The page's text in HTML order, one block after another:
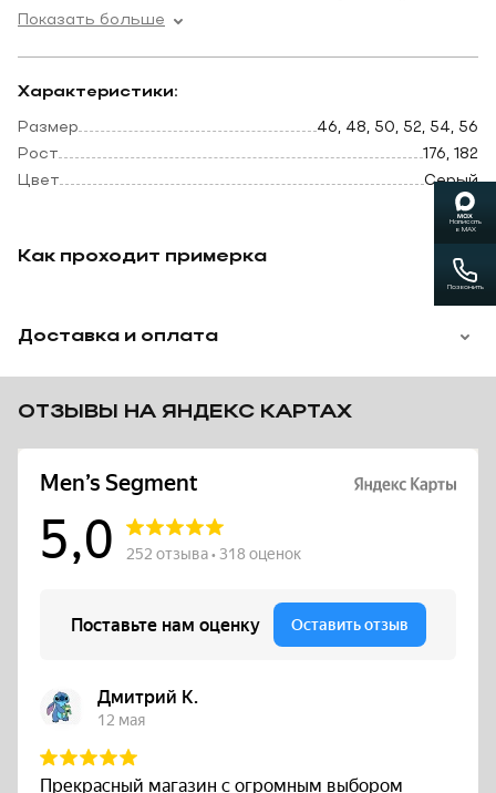
внешний вид и форму, ткань устойчива к заминанию.
Идеальный вариант для вашей свадьбы и выпускного
подчеркнет вашу индивидуальность на любом
*Мы отправим понравившийся костюм в любую точку
Возможна доставка с примеркой на дом, оплата после
Показать больше
Характеристики:
Размер
46, 48, 50, 52, 54, 56
Рост
176, 182
Цвет
Серый
Как проходит примерка
Доставка и оплата
ОТЗЫВЫ НА ЯНДЕКС КАРТАХ
Написать
в MAX
Позвонить